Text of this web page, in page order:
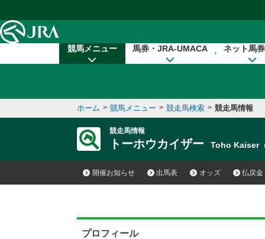
競馬メニュー 馬券・JRA-UMACA ネット馬
ホーム > 競馬メニュー > 競走馬検索 > 競走馬情報
競走馬情報
トーホウカイザー Toho Kaiser
開催お知らせ 出馬表 オッズ 払戻金
プロフィール